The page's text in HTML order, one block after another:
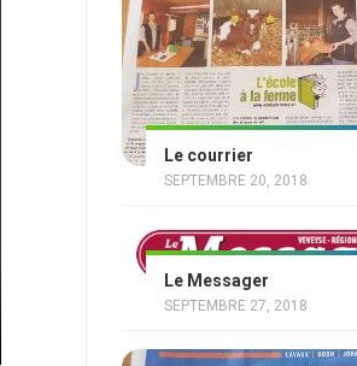
Le courrier
SEPTEMBRE 20, 2018
Le Messager
SEPTEMBRE 27, 2018